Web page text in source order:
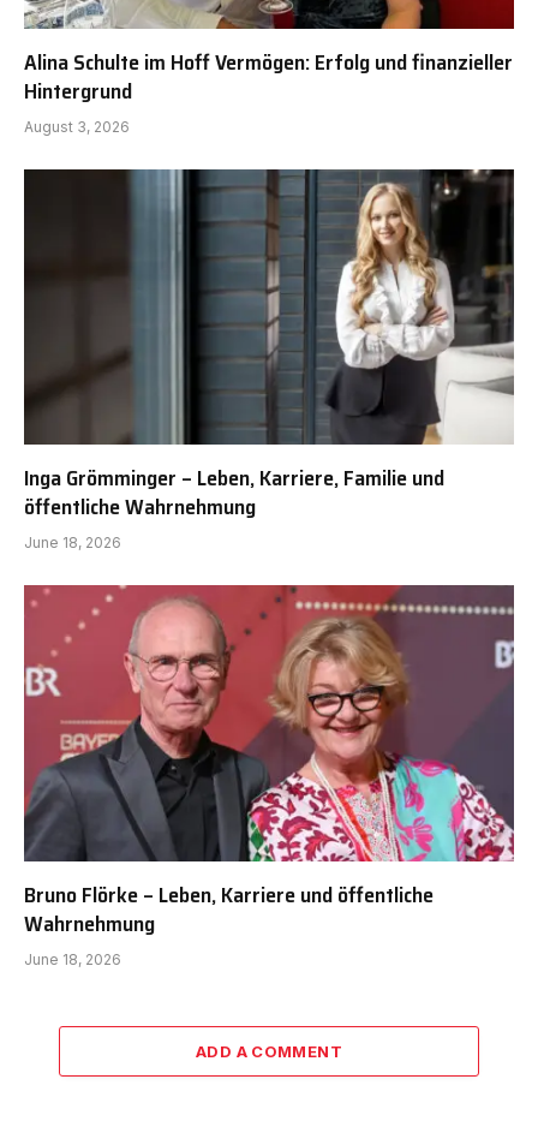
Alina Schulte im Hoff Vermögen: Erfolg und finanzieller
Hintergrund
August 3, 2026
Inga Grömminger – Leben, Karriere, Familie und
öffentliche Wahrnehmung
June 18, 2026
Bruno Flörke – Leben, Karriere und öffentliche
Wahrnehmung
June 18, 2026
ADD A COMMENT